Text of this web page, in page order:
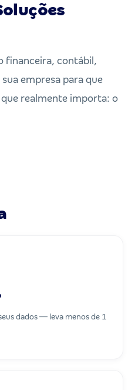
financeira, contábil,
empresa para que
realmente importa: o
dados — leva menos de 1